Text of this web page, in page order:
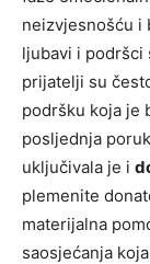
neizvjesnošću i
ljubavi i podršci
prijatelji su
podršku koja je
posljednja
uključivala je i
plemenite
materijalna
saosjećanja